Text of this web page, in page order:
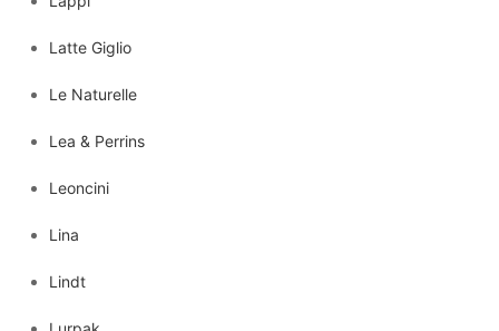
Latte Giglio
Le Naturelle
Lea & Perrins
Leoncini
Lina
Lindt